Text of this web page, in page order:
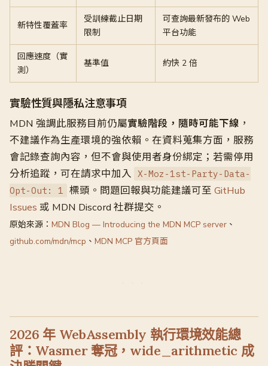
新特性覆蓋率
受訓練截止日期
限制
可查詢最新發布的 Web
平台功能
回應速度（實
測）
基準值 約快 2 倍
實驗性質與隱私注意事項
MDN 強調此服務目前仍屬實驗階段，隨時可能下線 ，
不建議作為生產環境的強依賴。在資料蒐集方面，服務
會記錄查詢內容，但不會與使用者身份綁定；若需停用
分析追蹤，可在請求中加入 X-Moz-1st-Party-Data-
Opt-Out: 1 標頭。問題回報與功能建議可至 GitHub
Issues 或 MDN Discord 社群提交。
原始來源： MDN Blog — Introducing the MDN MCP server 、
github.com/mdn/mcp 、 MDN MCP 官方頁面
2026 年 WebAssembly 執行環境效能總
評：Wasmer 奪冠，wide_arithmetic 成